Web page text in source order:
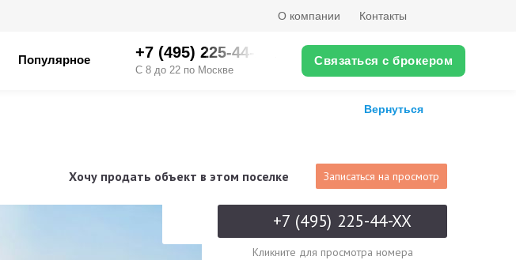
О компании Контакты
Популярное +7 (495) 225-44-XX
С 8 до 22 по Москве
Связаться с брокером
Вернуться
Хочу продать объект в этом поселке Записаться на просмотр
+7 (495) 225-44-XX
Кликните для просмотра номера